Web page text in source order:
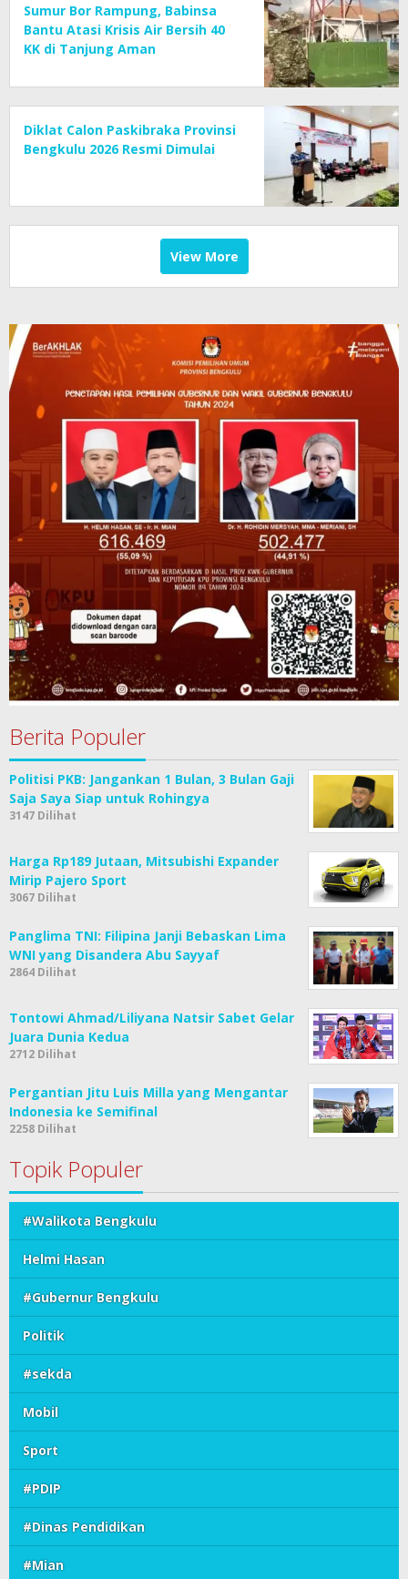
Sumur Bor Rampung, Babinsa
Bantu Atasi Krisis Air Bersih 40
KK di Tanjung Aman
Diklat Calon Paskibraka Provinsi
Bengkulu 2026 Resmi Dimulai
View More
Berita Populer
Politisi PKB: Jangankan 1 Bulan, 3 Bulan Gaji
Saja Saya Siap untuk Rohingya
3147 Dilihat
Harga Rp189 Jutaan, Mitsubishi Expander
Mirip Pajero Sport
3067 Dilihat
Panglima TNI: Filipina Janji Bebaskan Lima
WNI yang Disandera Abu Sayyaf
2864 Dilihat
Tontowi Ahmad/Liliyana Natsir Sabet Gelar
Juara Dunia Kedua
2712 Dilihat
Pergantian Jitu Luis Milla yang Mengantar
Indonesia ke Semifinal
2258 Dilihat
Topik Populer
#Walikota Bengkulu
Helmi Hasan
#Gubernur Bengkulu
Politik
#sekda
Mobil
Sport
#PDIP
#Dinas Pendidikan
#Mian